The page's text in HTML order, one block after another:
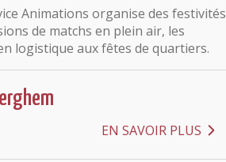
Animations organise des festivités
de matchs en plein air, les
logistique aux fêtes de quartiers.
EN SAVOIR PLUS